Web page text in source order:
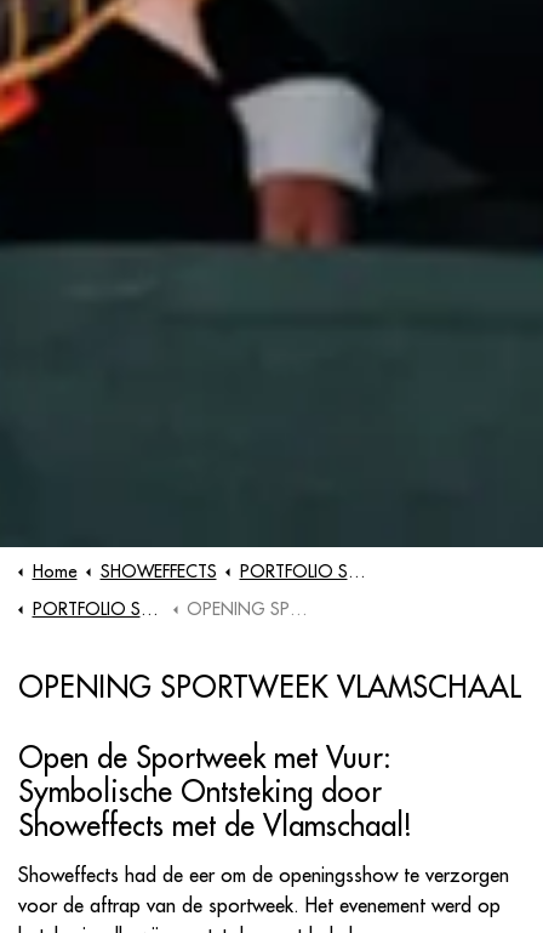
Home SHOWEFFECTS PORTFOLIO SHOWS
PORTFOLIO SPORTEVENEMENTEN OPENING SPORTWEEK VLAMSCHAAL
OPENING SPORTWEEK VLAMSCHAAL
Open de Sportweek met Vuur:
Symbolische Ontsteking door
Showeffects met de Vlamschaal!
Showeffects had de eer om de openingsshow te verzorgen
voor de aftrap van de sportweek. Het evenement werd op